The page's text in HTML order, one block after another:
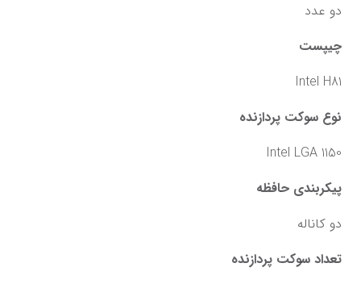
دو عدد
چیپست
Intel H81
نوع سوکت پردازنده
Intel LGA 1150
پیکربندی حافظه
دو کاناله
تعداد سوکت پردازنده